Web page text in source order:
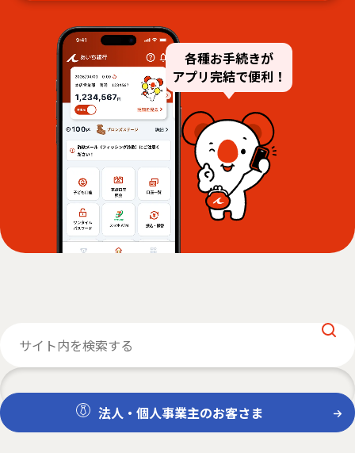
各種お手続きが
アプリ完結で便利！
法人・個人事業主のお客さま